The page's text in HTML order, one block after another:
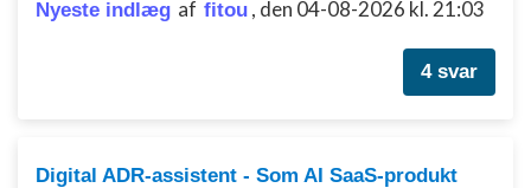
Nyeste indlæg af fitou , den 04-08-2026 kl. 21:03
4 svar
Digital ADR-assistent - Som AI SaaS-produkt